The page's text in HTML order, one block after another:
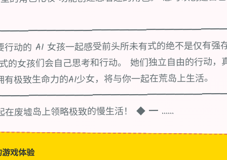
动的 AI 女孩一起感受前头所未有式的绝不是仅有
的女孩们会自己思考和行动。 她们独立自由的行动，
极致生命力的AI少女，将与你一起在荒岛上生活。
废墟岛上领略极致的慢生活！ ◆ ━ ......
戏体验